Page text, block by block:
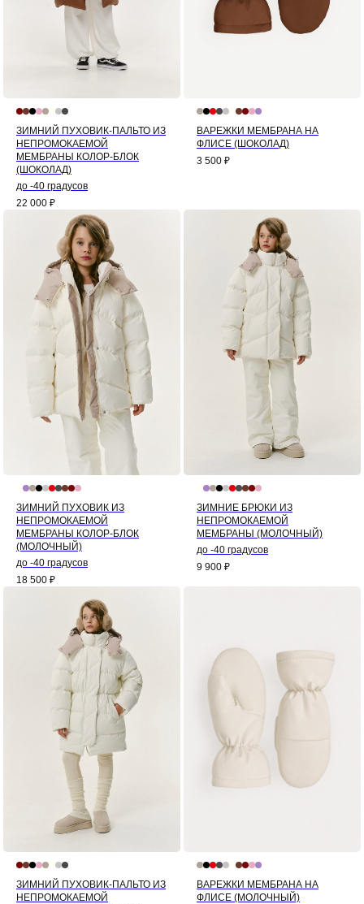
ЗИМНИЙ ПУХОВИК-ПАЛЬТО ИЗ
НЕПРОМОКАЕМОЙ
МЕМБРАНЫ КОЛОР-БЛОК
(ШОКОЛАД)
до -40 градусов
22 000 ₽
ВАРЕЖКИ МЕМБРАНА НА
ФЛИСЕ (ШОКОЛАД)
3 500 ₽
ЗИМНИЙ ПУХОВИК ИЗ
НЕПРОМОКАЕМОЙ
МЕМБРАНЫ КОЛОР-БЛОК
(МОЛОЧНЫЙ)
до -40 градусов
18 500 ₽
ЗИМНИЕ БРЮКИ ИЗ
НЕПРОМОКАЕМОЙ
МЕМБРАНЫ (МОЛОЧНЫЙ)
до -40 градусов
9 900 ₽
ЗИМНИЙ ПУХОВИК-ПАЛЬТО ИЗ
НЕПРОМОКАЕМОЙ
ВАРЕЖКИ МЕМБРАНА НА
ФЛИСЕ (МОЛОЧНЫЙ)